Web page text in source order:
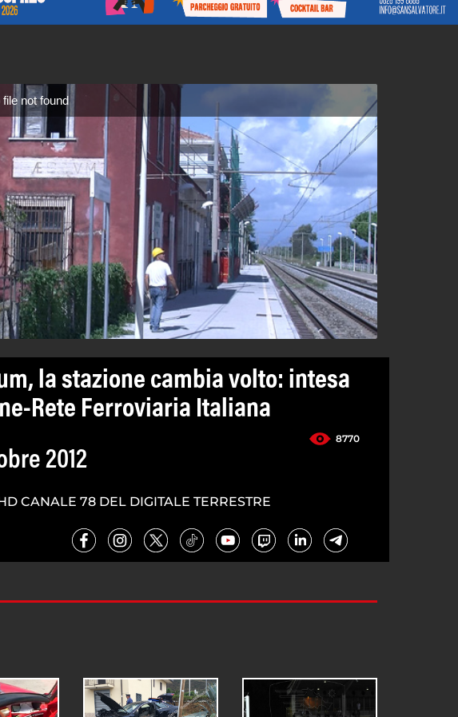
not found
la stazione cambia volto: intesa
Rete Ferroviaria Italiana
8770
2012
CANALE 78 DEL DIGITALE TERRESTRE